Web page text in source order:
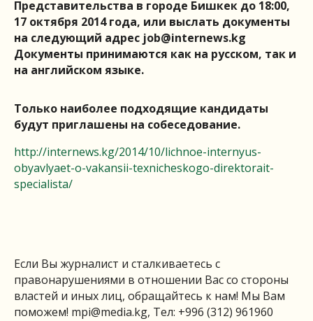
Представительства в городе Бишкек до 18:00,
17 октября 2014 года, или выслать документы
на следующий адрес job@internews.kg
Документы принимаются как на русском, так и
на английском языке.
Только наиболее подходящие кандидаты
будут приглашены на собеседование.
http://internews.kg/2014/10/lichnoe-internyus-
obyavlyaet-o-vakansii-texnicheskogo-direktorait-
specialista/
Если Вы журналист и сталкиваетесь с
правонарушениями в отношении Вас со стороны
властей и иных лиц, обращайтесь к нам! Мы Вам
поможем! mpi@media.kg, Тел: +996 (312) 961960